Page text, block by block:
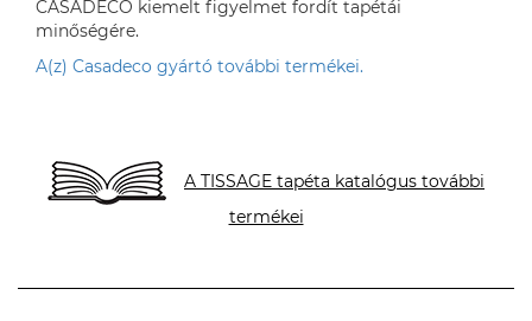
CASADECO kiemelt figyelmet fordít tapétái
minőségére.
A(z) Casadeco gyártó további termékei.
A TISSAGE tapéta katalógus további
termékei